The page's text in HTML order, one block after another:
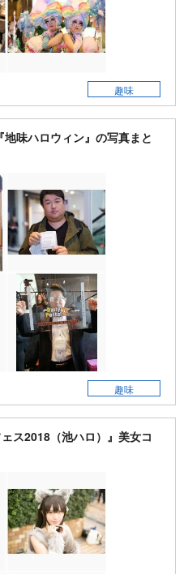
趣味
味ハロウィン』の写真まと
趣味
ス2018（池ハロ）』美女コ